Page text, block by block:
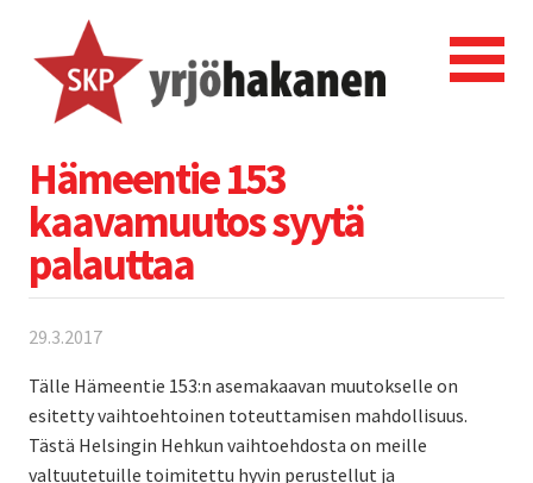
Hämeentie 153
kaavamuutos syytä
palauttaa
29.3.2017
Tälle Hämeentie 153:n asemakaavan muutokselle on
esitetty vaihtoehtoinen toteuttamisen mahdollisuus.
Tästä Helsingin Hehkun vaihtoehdosta on meille
valtuutetuille toimitettu hyvin perustellut ja